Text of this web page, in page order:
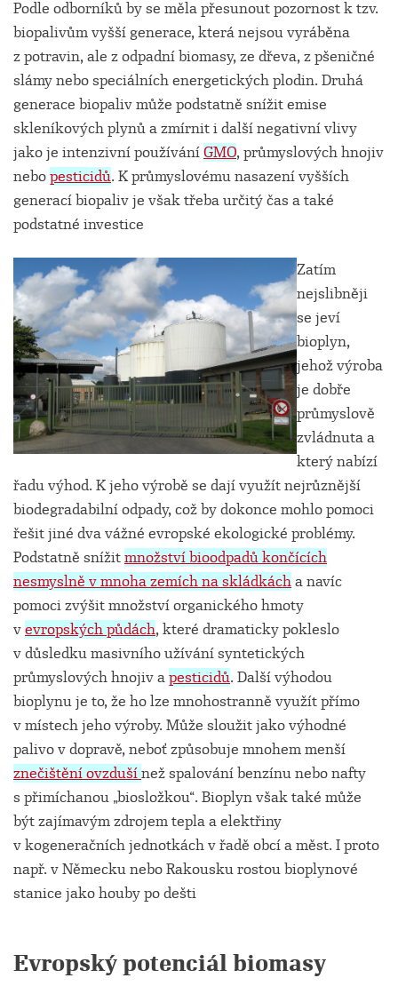
Podle odborníků by se měla přesunout pozornost k tzv.
biopalivům vyšší generace, která nejsou vyráběna
z potravin, ale z odpadní biomasy, ze dřeva, z pšeničné
slámy nebo speciálních energetických plodin. Druhá
generace biopaliv může podstatně snížit emise
skleníkových plynů a zmírnit i další negativní vlivy
jako je intenzivní používáníGMO, průmyslových hnojiv
nebopesticidů. K průmyslovému nasazení vyšších
generací biopaliv je však třeba určitý čas a také
podstatné investice
Zatím
nejslibněji
se jeví
bioplyn,
jehož výroba
je dobře
průmyslově
zvládnuta a
který nabízí
řadu výhod. K jeho výrobě se dají využít nejrůznější
biodegradabilní odpady, což by dokonce mohlo pomoci
řešit jiné dva vážné evropské ekologické problémy.
Podstatně snížitmnožství bioodpadů končících
nesmyslně v mnoha zemích na skládkácha navíc
pomoci zvýšit množství organického hmoty
vevropských půdách, které dramaticky pokleslo
v důsledku masivního užívání syntetických
průmyslových hnojiv apesticidů. Další výhodou
bioplynu je to, že ho lze mnohostranně využít přímo
v místech jeho výroby. Může sloužit jako výhodné
palivo v dopravě, neboť způsobuje mnohem menší
znečištění ovzdušínež spalování benzínu nebo nafty
s přimíchanou „biosložkou“. Bioplyn však také může
být zajímavým zdrojem tepla a elektřiny
v kogeneračních jednotkách v řadě obcí a měst. I proto
např. v Německu nebo Rakousku rostou bioplynové
stanice jako houby po dešti
Evropský potenciál biomasy